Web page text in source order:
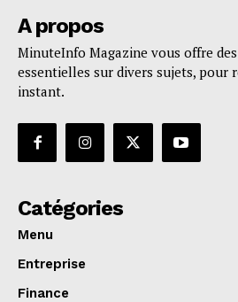
A propos
MinuteInfo Magazine vous offre
essentielles sur divers sujets, pour
instant.
Catégories
Menu
Entreprise
Finance